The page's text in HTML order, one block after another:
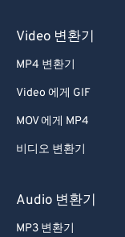
Video 변환기
MP4 변환기
Video 에게 GIF
MOV 에게 MP4
비디오 변환기
Audio 변환기
MP3 변환기